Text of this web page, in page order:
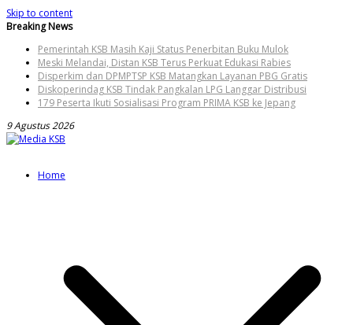
Skip to content
Breaking News
Pemerintah KSB Masih Kaji Status Penerbitan Buku Mulok
Meski Melandai, Distan KSB Terus Perkuat Edukasi Rabies
Disperkim dan DPMPTSP KSB Matangkan Layanan PBG Gratis
Diskoperindag KSB Tindak Pangkalan LPG Langgar Distribusi
179 Peserta Ikuti Sosialisasi Program PRIMA KSB ke Jepang
9 Agustus 2026
Home